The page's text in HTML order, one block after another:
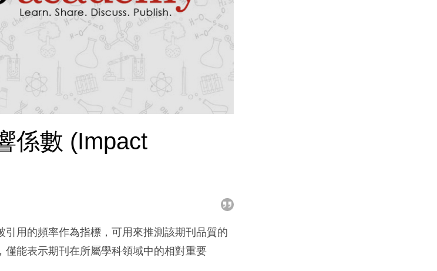
係數 (impact
引用的頻率作為指標，可用來推測該期刊品質的
能表示期刊在所屬學科領域中的相對重要